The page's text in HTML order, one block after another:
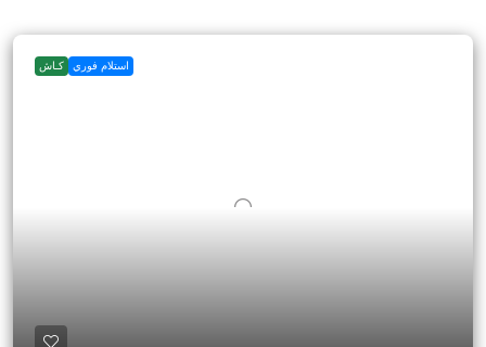
استلام فوري كـاش